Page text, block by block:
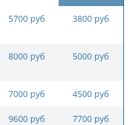
5700 руб 3800 руб
8000 руб 5000 руб
7000 руб 4500 руб
9600 руб
7700 руб